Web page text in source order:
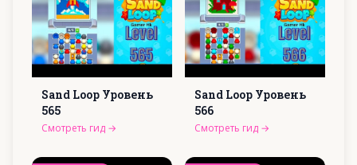
Sand Loop Уровень
565
Смотреть гид →
Sand Loop Уровень
566
Смотреть гид →